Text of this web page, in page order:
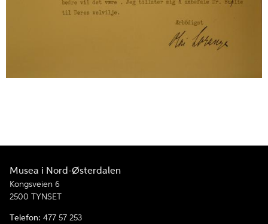
Musea i Nord-Østerdalen
Kongsveien 6
2500 TYNSET
Telefon: 477 57 253